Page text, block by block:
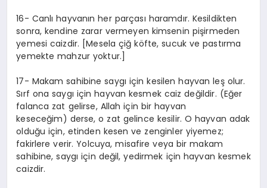
16- Canlı hayvanın her parçası haramdır. Kesildikten
sonra, kendine zarar vermeyen kimsenin pişirmeden
yemesi caizdir. [Mesela çiğ köfte, sucuk ve pastırma
yemekte mahzur yoktur.]
17- Makam sahibine saygı için kesilen hayvan leş olur.
Sırf ona saygı için hayvan kesmek caiz değildir. (Eğer
falanca zat gelirse, Allah için bir hayvan
keseceğim) derse, o zat gelince kesilir. O hayvan adak
olduğu için, etinden kesen ve zenginler yiyemez;
fakirlere verir. Yolcuya, misafire veya bir makam
sahibine, saygı için değil, yedirmek için hayvan kesmek
caizdir.